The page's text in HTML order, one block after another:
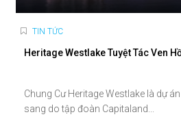
TIN TỨC
Heritage Westlake Tuyệt Tác Ven
Chung Cư Heritage Westlake là dự
sang do tập đoàn Capitaland...